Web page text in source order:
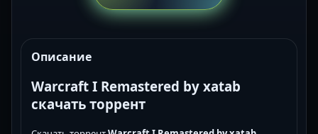
Описание
Warcraft I Remastered by xatab
скачать торрент